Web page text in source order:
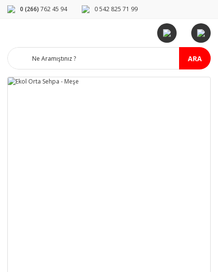
0 (266) 762 45 94 0 542 825 71 99
ARA